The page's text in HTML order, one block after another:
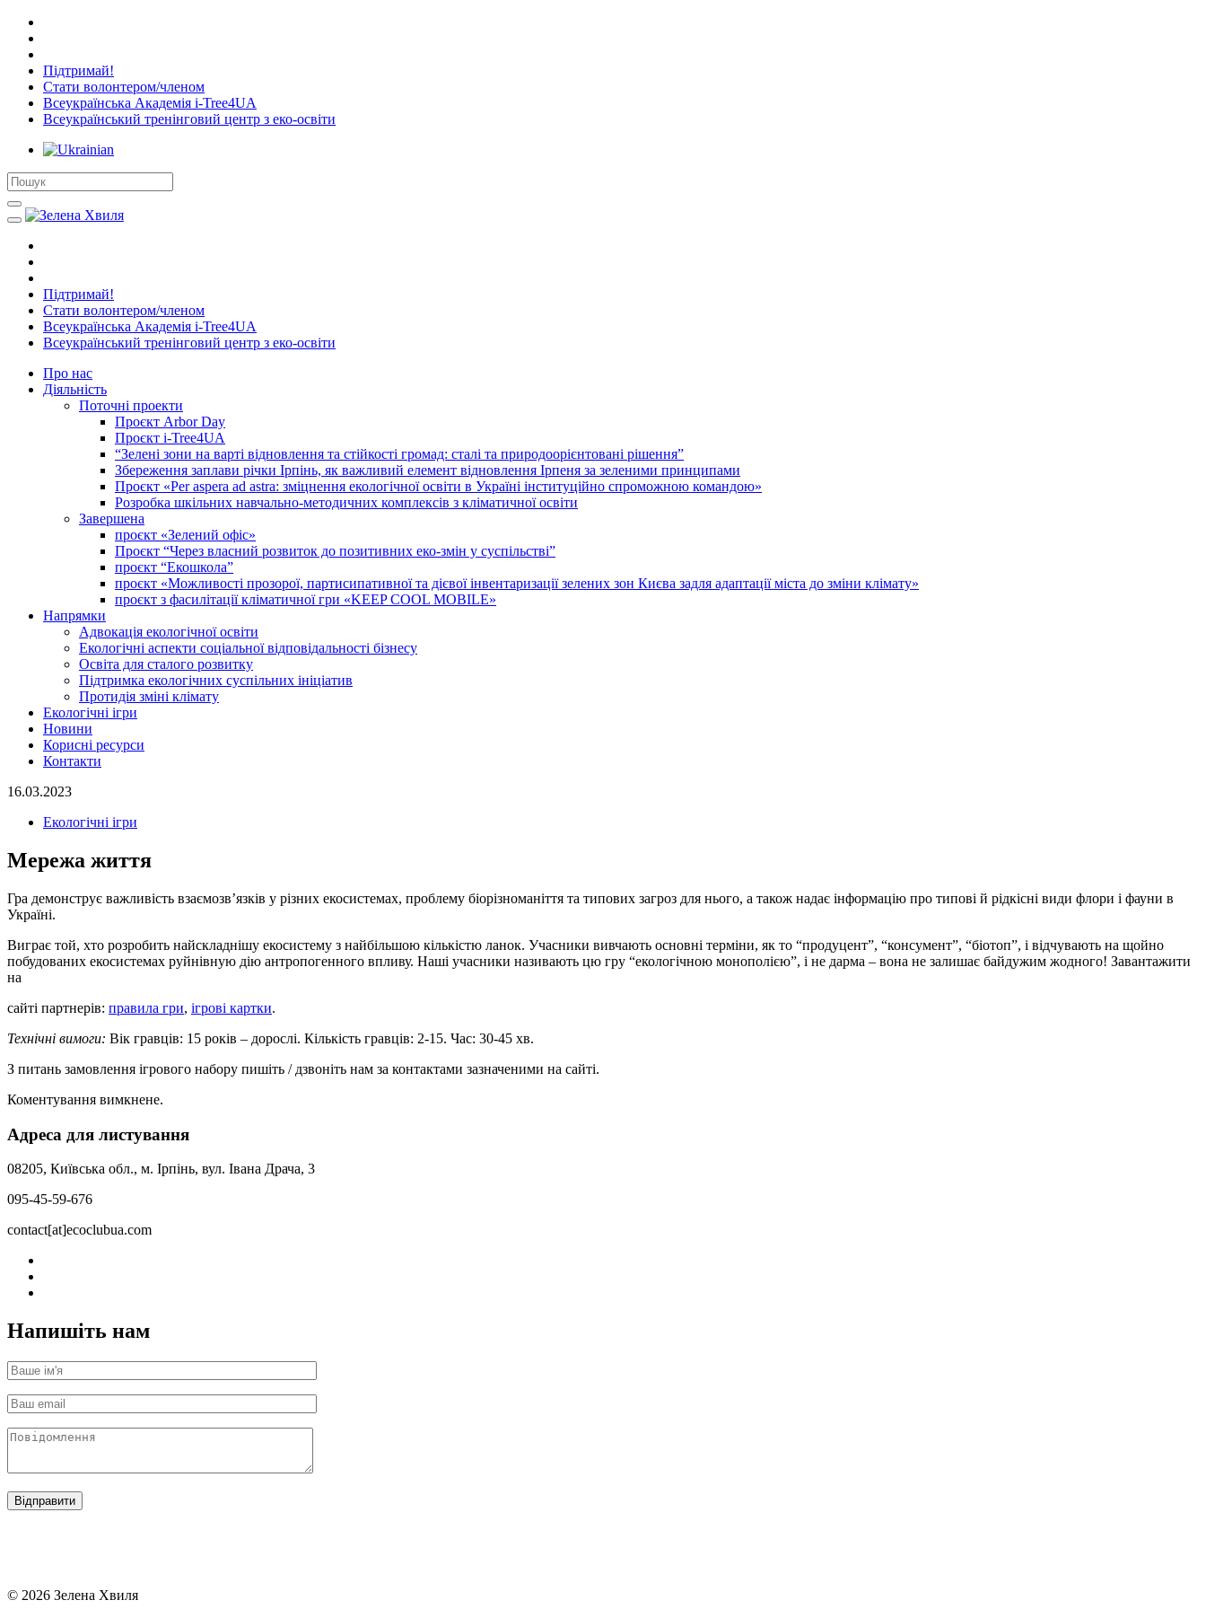
Підтримай!
Стати волонтером/членом
Всеукраїнська Академія i-Tree4UA
Всеукраїнський тренінговий центр з еко-освіти
Підтримай!
Стати волонтером/членом
Всеукраїнська Академія i-Tree4UA
Всеукраїнський тренінговий центр з еко-освіти
Про нас
Діяльність
Поточні проекти
Проєкт Arbor Day
Проєкт i-Tree4UA
“Зелені зони на варті відновлення та стійкості громад: cталі та природоорієнтовані рішення”
Збереження заплави річки Ірпінь, як важливий елемент відновлення Ірпеня за зеленими принципами
Проєкт «Per aspera ad astra: зміцнення екологічної освіти в Україні інституційно спроможною командою»
Розробка шкільних навчально-методичних комплексів з кліматичної освіти
Завершена
проєкт «Зелений офіс»
Проєкт “Через власний розвиток до позитивних еко-змін у суспільстві”
проєкт “Екошкола”
проєкт «Можливості прозорої, партисипативної та дієвої інвентаризації зелених зон Києва задля адаптації міста до зміни клімату»
проєкт з фасилітації кліматичної гри «KEEP COOL MOBILE»
Напрямки
Адвокація екологічної освіти
Екологічні аспекти соціальної відповідальності бізнесу
Освіта для сталого розвитку
Підтримка екологічних суспільних ініціатив
Протидія зміні клімату
Екологічні ігри
Новини
Корисні ресурси
Контакти
16.03.2023
Екологічні ігри
Мережа життя
Гра демонструє важливість взаємозв’язків у різних екосистемах, проблему біорізноманіття та типових загроз для нього, а також надає інформацію про типові й рідкісні види флори і фауни в
Україні.
Виграє той, хто розробить найскладнішу екосистему з найбільшою кількістю ланок. Учасники вивчають основні терміни, як то “продуцент”, “консумент”, “біотоп”, і відчувають на щойно
побудованих екосистемах руйнівную дію антропогенного впливу. Наші учасники називають цю гру “екологічною монополією”, і не дарма – вона не залишає байдужим жодного! Завантажити
на
сайті партнерів: правила гри, ігрові картки.
Технічні вимоги: Вік гравців: 15 років – дорослі. Кількість гравців: 2-15. Час: 30-45 хв.
З питань замовлення ігрового набору пишіть / дзвоніть нам за контактами зазначеними на сайті.
Коментування вимкнене.
Адреса для листування
08205, Київська обл., м. Ірпінь, вул. Івана Драча, 3
095-45-59-676
contact[at]ecoclubua.com
Напишіть нам
© 2026 Зелена Хвиля